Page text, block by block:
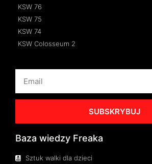
KSW 76
KSW 75
KSW 74
KSW Colosseum 2
SUBSKRYBUJ
Baza wiedzy Freaka
Sztuk walki dla dzieci